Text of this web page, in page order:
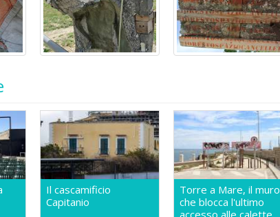
Il cascamificio
Capitanio
Torre a Mare, il muro
che blocca l'ultimo